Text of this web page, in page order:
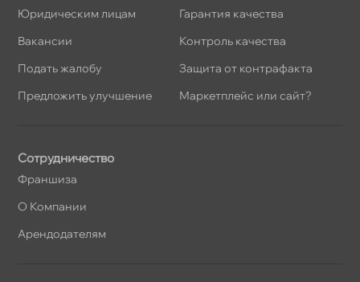
Юридическим лицам
акансии
Подать жалобу
Предложить улучшение
Гарантия качества
Контроль качества
Защита от контрафакта
Маркетплейс или сайт?
Сотрудничество
Франшиза
О Компании
Арендодателям